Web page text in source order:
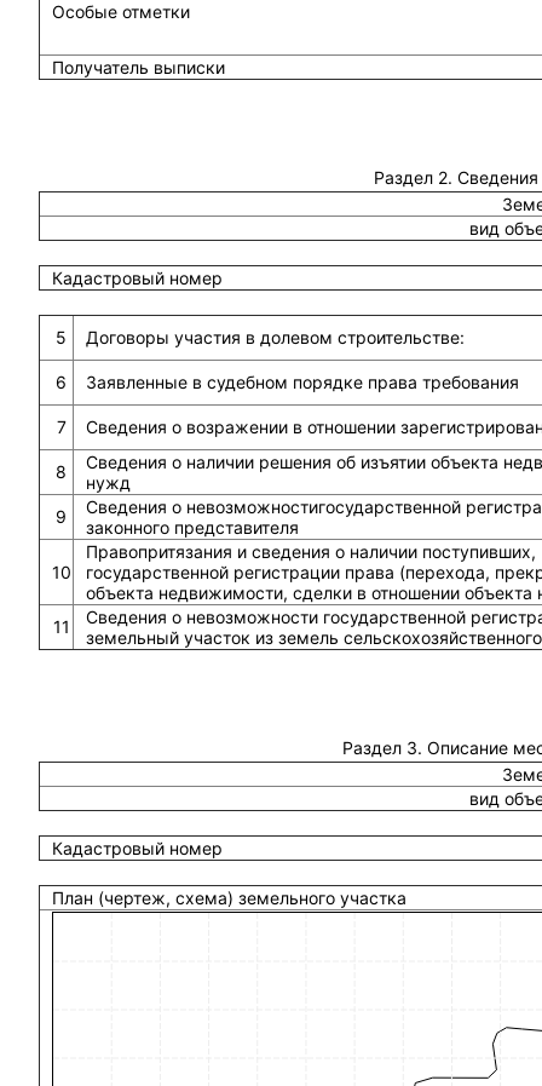
Особые отметки
Получатель выписки
Раздел 2.
вид
Кадастровый номер
5 Договоры участия в долевом строительстве:
6 Заявленные в судебном порядке права требования
7 Сведения о возражении в отношении
8
Сведения о наличии решения об изъятии объекта
нужд
9
Сведения о невозможностигосударственной
законного представителя
10
Правопритязания и сведения о наличии
государственной регистрации права (перехода,
объекта недвижимости, сделки в отношении
11
Сведения о невозможности государственной
земельный участок из земель
Раздел 3. Описание
вид
Кадастровый номер
План (чертеж, схема) земельного участка